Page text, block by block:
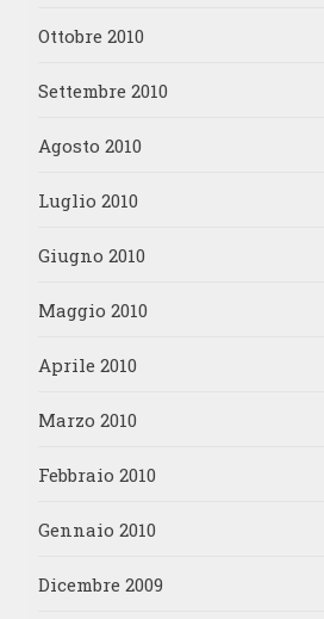
Ottobre 2010
Settembre 2010
Agosto 2010
Luglio 2010
Giugno 2010
Maggio 2010
Aprile 2010
Marzo 2010
Febbraio 2010
Gennaio 2010
Dicembre 2009